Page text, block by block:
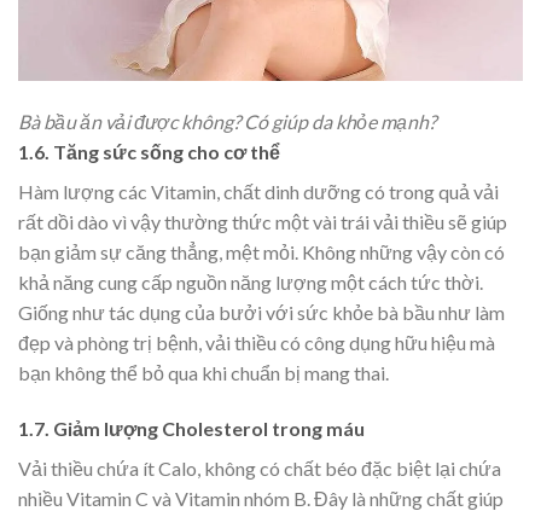
Bà bầu ăn vải được không? Có giúp da khỏe mạnh?
1.6. Tăng sức sống cho cơ thể
Hàm lượng các Vitamin, chất dinh dưỡng có trong quả vải
rất dồi dào vì vậy thường thức một vài trái vải thiều sẽ giúp
bạn giảm sự căng thẳng, mệt mỏi. Không những vậy còn có
khả năng cung cấp nguồn năng lượng một cách tức thời.
Giống như tác dụng của bưởi với sức khỏe bà bầu như làm
đẹp và phòng trị bệnh, vải thiều có công dụng hữu hiệu mà
bạn không thể bỏ qua khi chuẩn bị mang thai.
1.7. Giảm lượng Cholesterol trong máu
Vải thiều chứa ít Calo, không có chất béo đặc biệt lại chứa
nhiều Vitamin C và Vitamin nhóm B. Đây là những chất giúp